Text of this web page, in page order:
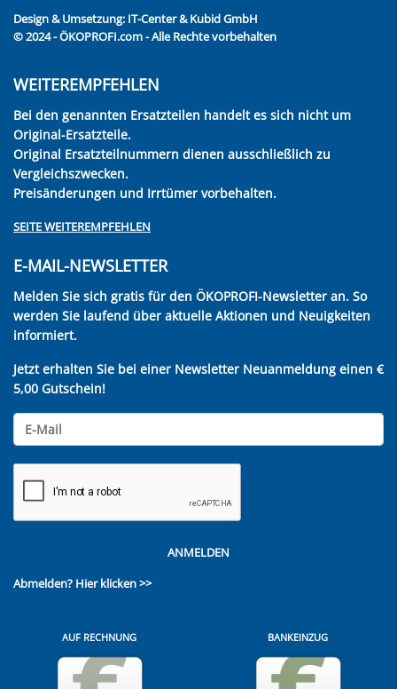
Design & Umsetzung: IT-Center & Kubid GmbH
© 2024 - ÖKOPROFI.com - Alle Rechte vorbehalten
WEITEREMPFEHLEN
Bei den genannten Ersatzteilen handelt es sich nicht um
Original-Ersatzteile.
Original Ersatzteilnummern dienen ausschließlich zu
Vergleichszwecken.
Preisänderungen und Irrtümer vorbehalten.
SEITE WEITEREMPFEHLEN
E-MAIL-NEWSLETTER
Melden Sie sich gratis für den ÖKOPROFI-Newsletter an. So
werden Sie laufend über aktuelle Aktionen und Neuigkeiten
informiert.
Jetzt erhalten Sie bei einer Newsletter Neuanmeldung einen €
5,00 Gutschein!
ANMELDEN
Abmelden? Hier klicken >>
AUF RECHNUNG BANKEINZUG